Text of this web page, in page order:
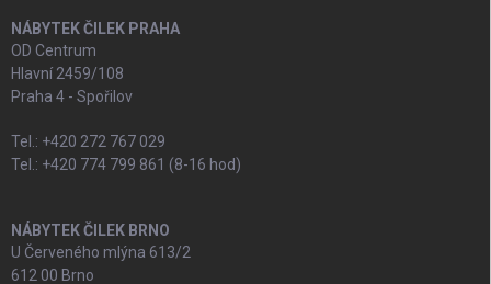
NÁBYTEK ČILEK PRAHA
OD Centrum
Hlavní 2459/108
Praha 4 - Spořilov
Tel.: +420 272 767 029
Tel.: +420 774 799 861 (8-16 hod)
NÁBYTEK ČILEK BRNO
U Červeného mlýna 613/2
612 00 Brno